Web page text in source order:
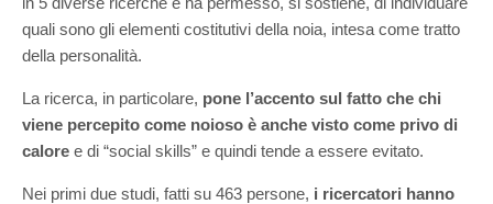
quali sono gli elementi costitutivi della noia, intesa come tratto
della personalità.
La ricerca, in particolare, pone l’accento sul fatto che chi
viene percepito come noioso è anche visto come privo di
calore e di “social skills” e quindi tende a essere evitato.
Nei primi due studi, fatti su 463 persone, i ricercatori hanno